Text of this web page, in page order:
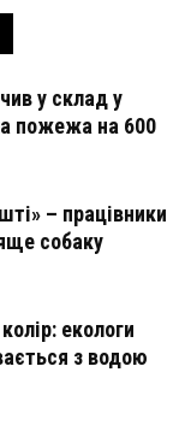
у склад у
пожежа на 600
– працівники
собаку
екологи
з водою